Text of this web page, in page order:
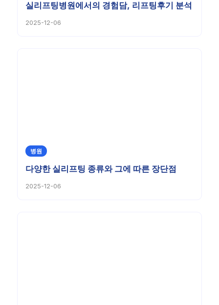
실리프팅병원에서의 경험담, 리프팅후기 분석
2025-12-06
병원
다양한 실리프팅 종류와 그에 따른 장단점
2025-12-06